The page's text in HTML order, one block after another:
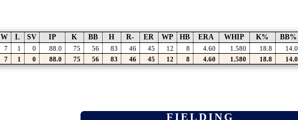
W L SV IP K BB H R- ER WP HB ERA WHIP K% BB%
7 1 0 88.0 75 56 83 46 45 12 8 4.60 1.580 18.8 14.0
7 1 0 88.0 75 56 83 46 45 12 8 4.60 1.580 18.8 14.0
FIELDING